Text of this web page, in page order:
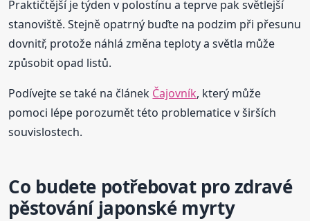
Praktičtější je týden v polostínu a teprve pak světlejší
stanoviště. Stejně opatrný buďte na podzim při přesunu
dovnitř, protože náhlá změna teploty a světla může
způsobit opad listů.
Podívejte se také na článek Čajovník, který může
pomoci lépe porozumět této problematice v širších
souvislostech.
Co budete potřebovat pro zdravé
pěstování japonské myrty